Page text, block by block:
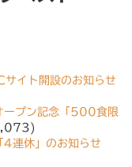
サイト開設のお知らせ
ープン記念「500食限
4連休」のお知らせ